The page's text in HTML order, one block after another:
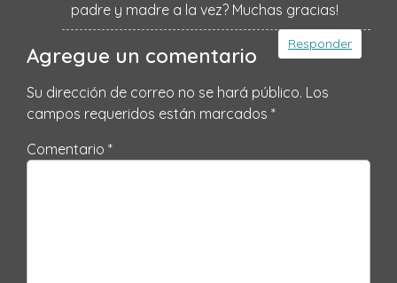
padre y madre a la vez? Muchas gracias!
Responder
Agregue un comentario
Su dirección de correo no se hará público. Los
campos requeridos están marcados *
Comentario *